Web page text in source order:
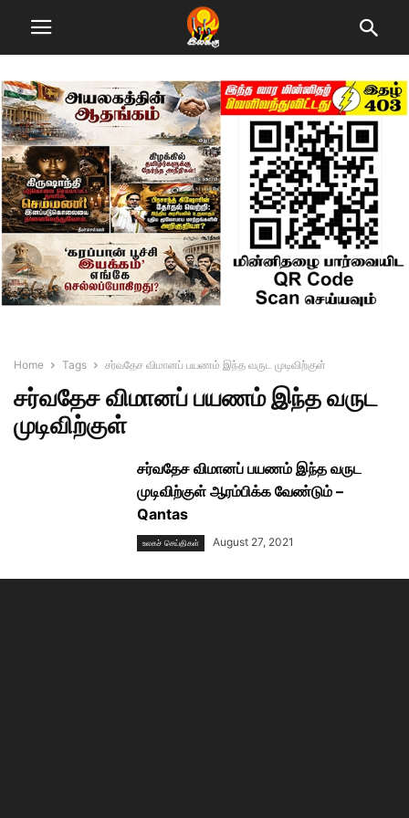
Home Tags சர்வதேச விமானப் பயணம் இந்த வருட முடிவிற்குள்
சர்வதேச விமானப் பயணம் இந்த வருட
முடிவிற்குள்
சர்வதேச விமானப் பயணம் இந்த வருட
முடிவிற்குள் ஆரம்பிக்க வேண்டும் –
Qantas
உலகச் செய்திகள் August 27, 2021